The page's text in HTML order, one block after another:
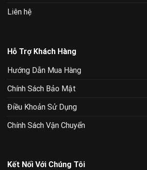
Liên hệ
Hỗ Trợ Khách Hàng
Hướng Dẫn Mua Hàng
Chính Sách Bảo Mật
Điều Khoản Sử Dụng
Chính Sách Vận Chuyển
Kết Nối Với Chúng Tôi